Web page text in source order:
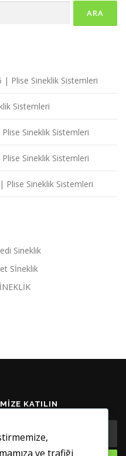
| Plise Sineklik Sistemleri
Sistemleri
Sineklik Sistemleri
Sineklik Sistemleri
Plise Sineklik Sistemleri
Sineklik
Sİneklik
KATILIN
ve trafiği